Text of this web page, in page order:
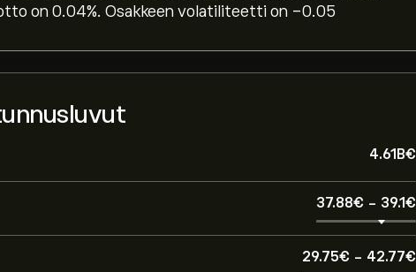
on 0.04%. Osakkeen volatiliteetti on -0.05
4.61B‎€‎
37.88‎€‎ - 39.1‎€‎
29.75‎€‎ - 42.77‎€‎